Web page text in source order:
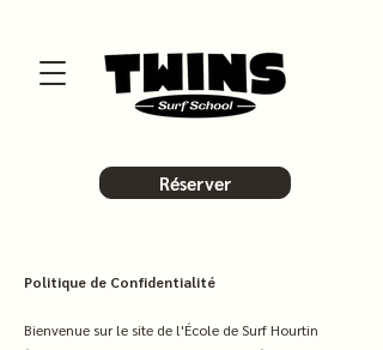
Réserver
Politique de Confidentialité
Bienvenue sur le site de l'École de Surf Hourtin